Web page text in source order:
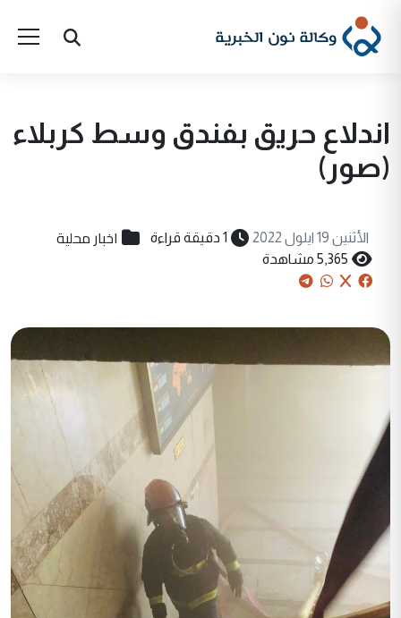
اندلاع حريق بفندق وسط كربلاء
(صور)
الأثنين 19 ايلول 2022 1 دقيقة قراءة اخبار محلية
5,365 مشاهدة